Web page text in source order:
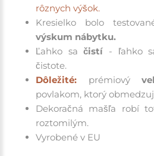
rôznych výšok.
Kresielko bolo
výskum nábytku.
Ľahko sačistí - ľahko
čistote.
Dôležité: prémiový
povlakom, ktorý
Dekoračná mašľa robí
roztomilým.
Vyrobené v EU